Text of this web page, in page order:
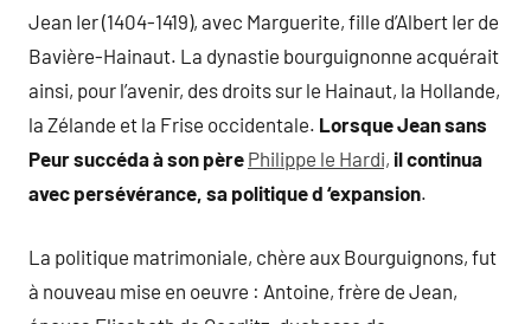
Jean Ier (1404-1419), avec Marguerite, fille d’Albert Ier de
Bavière-Hainaut. La dynastie bourguignonne acquérait
ainsi, pour l’avenir, des droits sur le Hainaut, la Hollande,
la Zélande et la Frise occidentale. Lorsque Jean sans
Peur succéda à son père Philippe le Hardi, il continua
avec persévérance, sa politique d ‘expansion.
La politique matrimoniale, chère aux Bourguignons, fut
à nouveau mise en oeuvre : Antoine, frère de Jean,